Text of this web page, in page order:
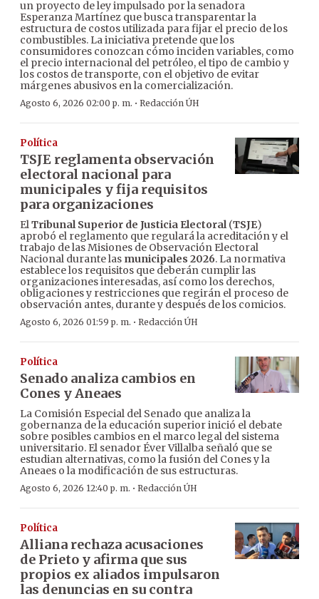
un proyecto de ley impulsado por la senadora
Esperanza Martínez que busca transparentar la
estructura de costos utilizada para fijar el precio de los
combustibles. La iniciativa pretende que los
consumidores conozcan cómo inciden variables, como
el precio internacional del petróleo, el tipo de cambio y
los costos de transporte, con el objetivo de evitar
márgenes abusivos en la comercialización.
Agosto 6, 2026 02:00 p. m. · Redacción ÚH
Política
TSJE reglamenta observación
electoral nacional para
municipales y fija requisitos
para organizaciones
ElTribunal Superior de Justicia Electoral(TSJE)
aprobó el reglamento que regulará la acreditación y el
trabajo de las Misiones de Observación Electoral
Nacional durante las municipales 2026. La normativa
establece los requisitos que deberán cumplir las
organizaciones interesadas, así como los derechos,
obligaciones y restricciones que regirán el proceso de
observación antes, durante y después de los comicios.
Agosto 6, 2026 01:59 p. m. · Redacción ÚH
Política
Senado analiza cambios en
Cones y Aneaes
La Comisión Especial del Senado que analiza la
gobernanza de la educación superior inició el debate
sobre posibles cambios en el marco legal del sistema
universitario. El senador Éver Villalba señaló que se
estudian alternativas, como la fusión del Cones y la
Aneaes o la modificación de sus estructuras.
Agosto 6, 2026 12:40 p. m. · Redacción ÚH
Política
Alliana rechaza acusaciones
de Prieto y afirma que sus
propios ex aliados impulsaron
las denuncias en su contra